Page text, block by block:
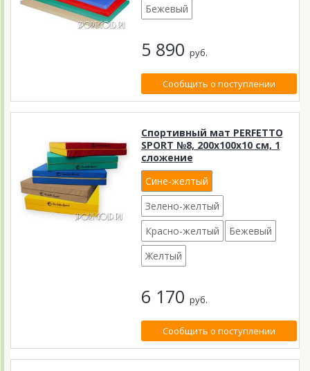
Бежевый
5 890 руб.
Сообщить о поступлении
Спортивный мат PERFETTO
SPORT №8, 200х100х10 см, 1
сложениe
Сине-желтый
Зелено-желтый
Красно-желтый
Бежевый
Желтый
6 170 руб.
Сообщить о поступлении